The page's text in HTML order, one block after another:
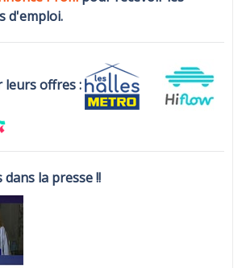
d'emploi.
leurs offres :
la presse !!